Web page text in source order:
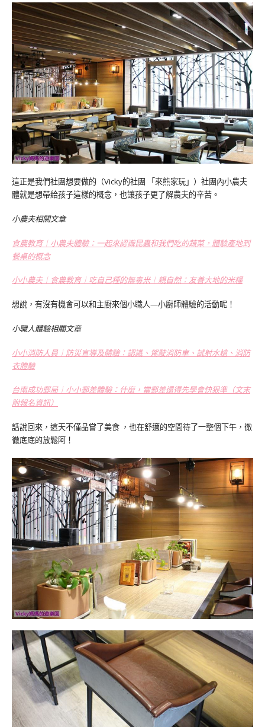
這正是我們社團想要做的（Vicky的社團 「來熊家玩」）社團內小農夫
體就是想帶給孩子這樣的概念，也讓孩子更了解農夫的辛苦。
小農夫相關文章
食農教育︱小農夫體驗：一起來認識昆蟲和我們吃的蔬菜，體驗產地到
餐桌的概念
小小農夫︱食農教育︱吃自己種的無毒米︱親自然：友善大地的米糧
想說，有沒有機會可以和主廚來個小職人—小廚師體驗的活動呢！
小職人體驗相關文章
小小消防人員︱防災宣導及體驗：認識、駕駛消防車、試射水槍、消防
衣體驗
台南成功郵局︱小小郵差體驗：什麼，當郵差還得先學會快狠準（文末
附報名資訊）
話說回來，這天不僅品嘗了美食 ，也在舒適的空間待了一整個下午，徹
徹底底的放鬆阿！